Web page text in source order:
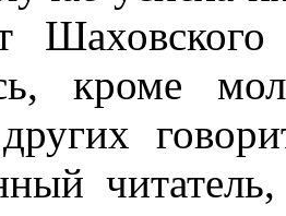
кроме
других